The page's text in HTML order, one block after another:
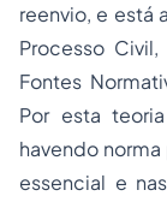
reenvio, e está
Processo
Fontes
Por esta
havendo
essencial e